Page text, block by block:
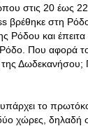
στις 20 έως
βρέθηκε στη Ρόδο
Ρόδου και
Ρόδο. Που αφορά
Δωδεκανήσου;
το
χώρες, δηλαδή